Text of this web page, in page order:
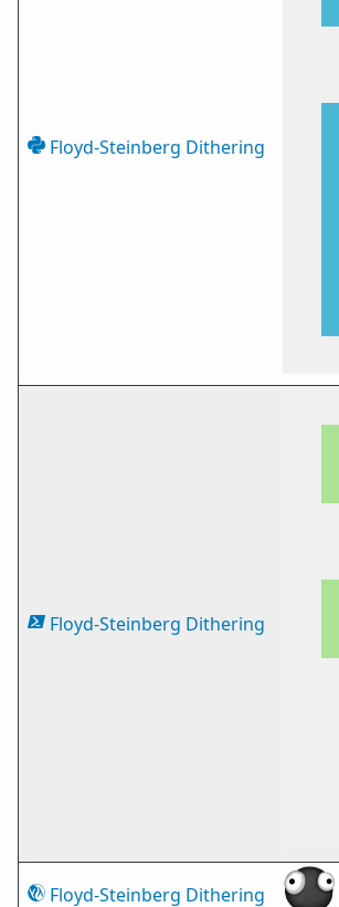
Floyd-Steinberg Dithering
Floyd-Steinberg Dithering
Floyd-Steinberg Dithering